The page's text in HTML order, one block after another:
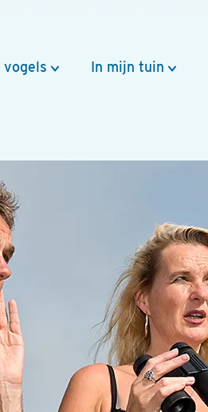
vogels In mijn tuin